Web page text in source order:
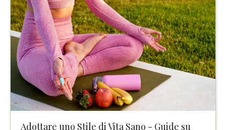
Adottare uno Stile di Vita Sano - Guide su